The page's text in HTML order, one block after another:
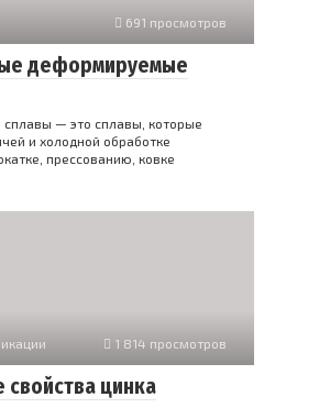
691 просмотров
деформируемые
— это сплавы, которые
и холодной обработке
прессованию, ковке
1 814 просмотров
свойства цинка